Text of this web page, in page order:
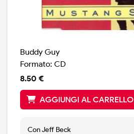
Buddy Guy
Formato: CD
8.50 €
AGGIUNGI AL CARRELLO
Con Jeff Beck